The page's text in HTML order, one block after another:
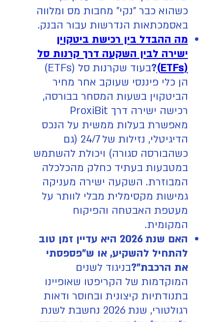
כשהוא כבר "נקי" מחבות מס ומלווה
באסמכתאות הנדרשות עבור הבנק.
מה ההבדל בין רכישת ביטקוין
ישירה לבין השקעה דרך קרנות סל
(ETFs)
?
בעוד שקרנות סל (ETFs)
הן כלי פיננסי שעוקב אחר מחיר
הביטקוין בשעות המסחר בבורסה,
רכישה ישירה דרך ProxiBit
מאפשרת בעלות ממשית על הנכס
הדיגיטלי, נזילות של 24/7 (גם
כשהבורסה סגורה) ויכולת להשתמש
במטבעות בעתיד כחלק מהכלכלה
המבוזרת. השקעה ישירה מעניקה
גמישות מקסימלית מבלי לוותר על
מעטפת האבטחה והפיקוח
המקומית.
האם שנת 2026 היא עדיין זמן טוב
להתחיל להשקיע, או ש"פספסתי
את הרכבת"?בניגוד לשנים
המוקדמות של הקריפטו שאופיינו
בתנודתיות קיצונית ובחוסר ודאות
רגולטורי, שנת 2026 נחשבת לשנת